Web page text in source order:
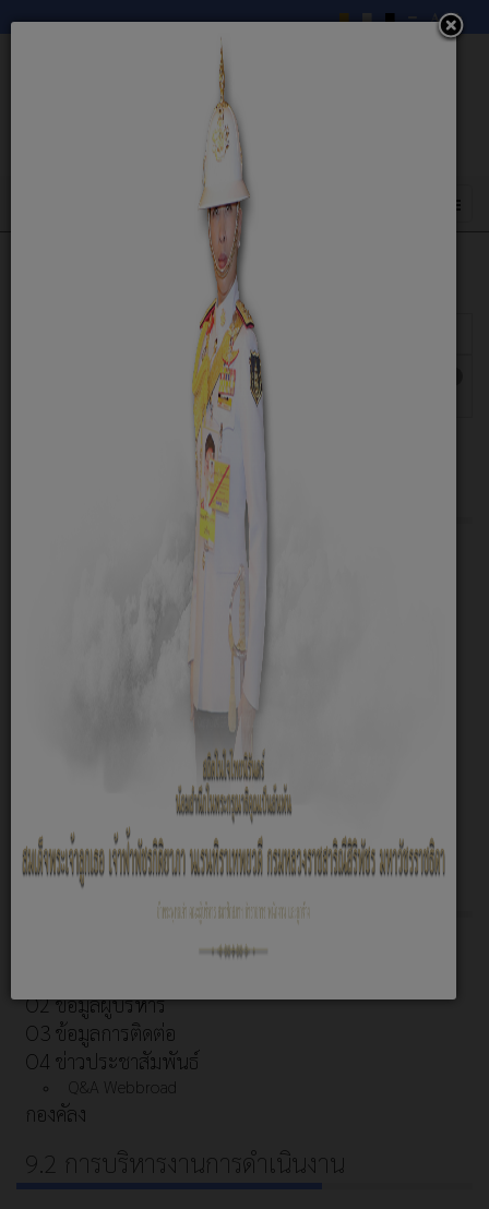
รายงานผลการดำเนินการป้องกันการทุจริต
เกี่ยวกับหน่วยงาน
สภาพและข้อมูลพื้นฐาน
แผนปฏิบัติการป้องกันการทุจริต อบต.ข้าวปุ้น
รายงานผลการติดตามและประเมินผลแผนพัฒนาท้องถิ่น
โอนงบประมาณรายจ่ายประจำปี
Social Network
9.1 ข้อมูลพื้นฐาน
O1 โครงสร้างและอำนาจหน้าที่
O2 ข้อมูลผู้บริหาร
O3 ข้อมูลการติดต่อ
O4 ข่าวประชาสัมพันธ์
Q&A Webbroad
กองคัลง
9.2 การบริหารงานการดำเนินงาน